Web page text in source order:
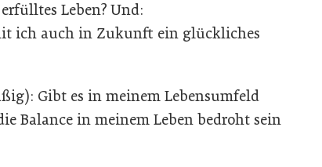
Leben? Und:
ich auch in Zukunft ein glückliches
Gibt es in meinem Lebensumfeld
Balance in meinem Leben bedroht sein